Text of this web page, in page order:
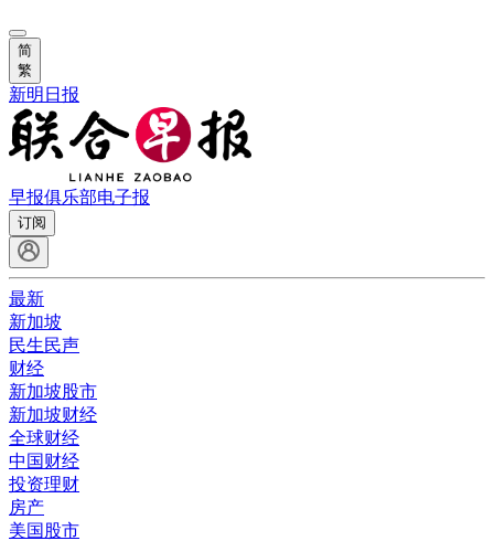
简
繁
新明日报
早报俱乐部电子报
订阅
最新
新加坡
民生民声
财经
新加坡股市
新加坡财经
全球财经
中国财经
投资理财
房产
美国股市